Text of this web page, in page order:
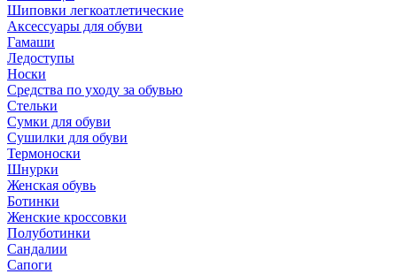
Шиповки легкоатлетические
Аксессуары для обуви
Гамаши
Ледоступы
Носки
Средства по уходу за обувью
Стельки
Сумки для обуви
Сушилки для обуви
Термоноски
Шнурки
Женская обувь
Ботинки
Женские кроссовки
Полуботинки
Сандалии
Сапоги